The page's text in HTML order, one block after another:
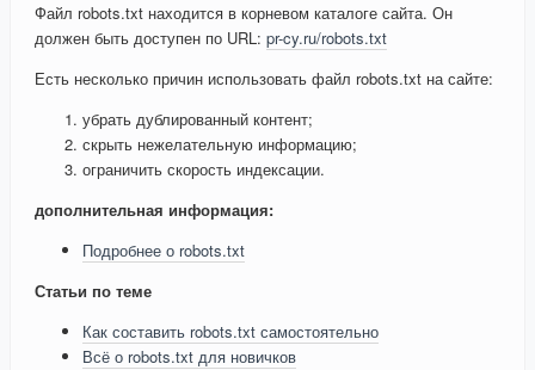
Файл robots.txt находится в корневом каталоге сайта. Он
должен быть доступен по URL: pr-cy.ru/robots.txt
Есть несколько причин использовать файл robots.txt на сайте:
убрать дублированный контент;
скрыть нежелательную информацию;
ограничить скорость индексации.
дополнительная информация:
Подробнее о robots.txt
Статьи по теме
Как составить robots.txt самостоятельно
Всё о robots.txt для новичков